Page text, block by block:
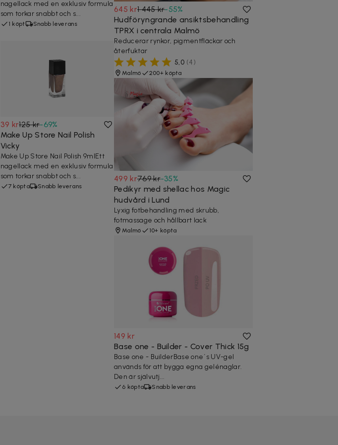
nagellack med en exklusiv formula
som torkar snabbt och s...
1 köpt Snabb leverans
39 kr125 kr-69%
Make Up Store Nail Polish
Vicky
Make Up Store Nail Polish 9mlEtt
nagellack med en exklusiv formula
som torkar snabbt och s...
7 köpta Snabb leverans
645 kr1 445 kr-55%
Hudföryngrande ansiktsbehandling
TPRX i centrala Malmö
Reducerar rynkor, pigmentfläckar och
återfuktar
5,0 (4)
Malmö 200+ köpta
499 kr769 kr-35%
Pedikyr med shellac hos Magic
hudvård i Lund
Lyxig fotbehandling med skrubb,
fotmassage och hållbart lack
Malmö 10+ köpta
149 kr
Base one - Builder - Cover Thick 15g
Base one - BuilderBase one´s UV-gel
används för att bygga egna gelénaglar.
Den är självutj...
6 köpta Snabb leverans